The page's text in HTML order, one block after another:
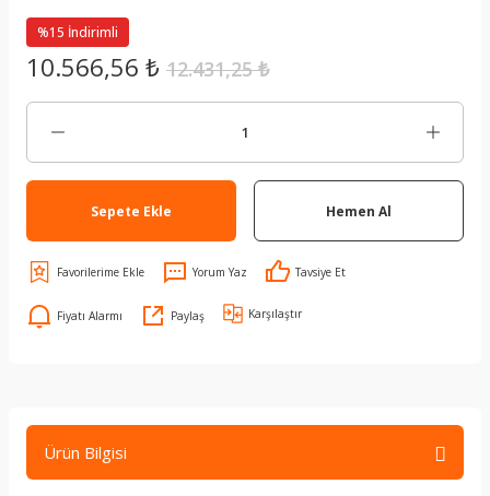
%15 İndirimli
10.566,56 ₺ 12.431,25 ₺
Sepete Ekle Hemen Al
Yorum Yaz Tavsiye Et
Fiyatı Alarmı Paylaş Karşılaştır
Ürün Bilgisi